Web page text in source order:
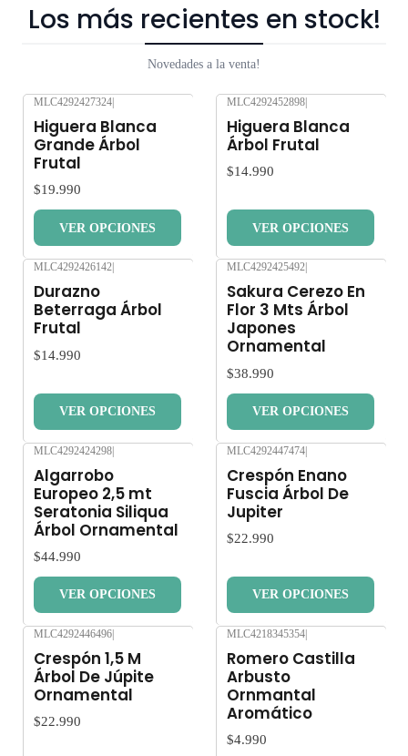
Los más recientes en stock!
Novedades a la venta!
MLC4292427324|
Higuera Blanca
Grande Árbol
Frutal
$19.990
VER OPCIONES
MLC4292452898|
Higuera Blanca
Árbol Frutal
$14.990
VER OPCIONES
MLC4292426142
Durazno
Beterraga Árbol
Frutal
$14.990
VER OPCIONES
MLC4292425492
Sakura Cerezo En
Flor 3 Mts Árbol
Japones
Ornamental
$38.990
VER OPCIONES
MLC4292424298|
Algarrobo
Europeo 2,5 mt
Seratonia Siliqua
Árbol Ornamental
$44.990
VER OPCIONES
MLC4292447474|
Crespón Enano
Fuscia Árbol De
Jupiter
$22.990
VER OPCIONES
MLC4292446496
Crespón 1,5 M
Árbol De Júpite
Ornamental
$22.990
MLC4218345354
Romero Castilla
Arbusto
Ornmantal
Aromático
$4.990